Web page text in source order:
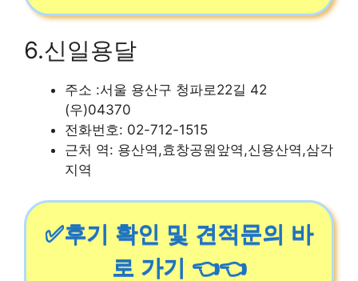
6.신일용달
주소 :서울 용산구 청파로22길 42
(우)04370
전화번호: 02-712-1515
근처 역: 용산역,효창공원앞역,신용산역,삼각
지역
✅후기 확인 및 견적문의 바
로 가기 👈👈